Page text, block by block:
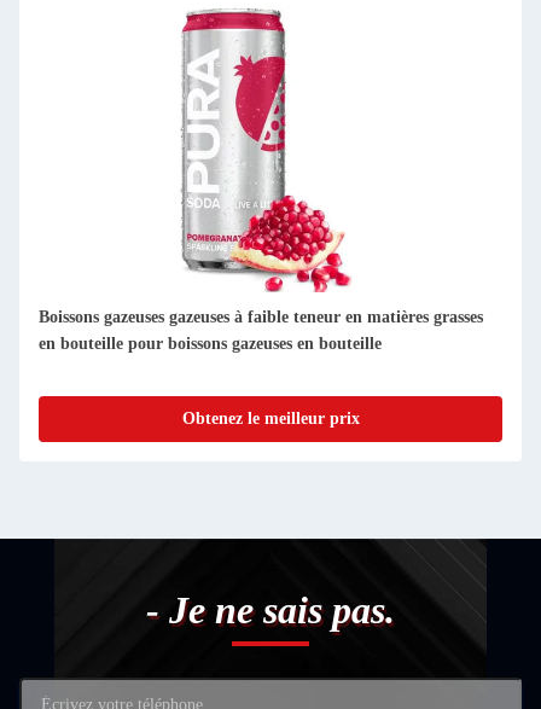
Boissons gazeuses gazeuses à faible teneur en matières grasses
en bouteille pour boissons gazeuses en bouteille
Obtenez le meilleur prix
- Je ne sais pas.